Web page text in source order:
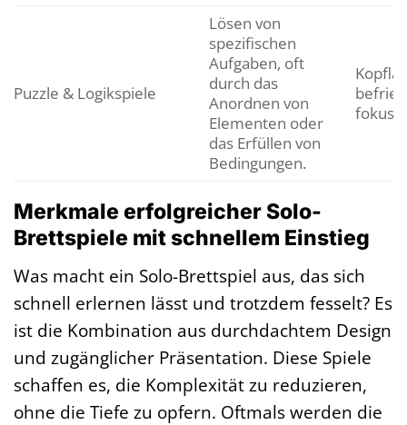
Puzzle & Logikspiele
Lösen von
spezifischen
Aufgaben, oft
durch das
Anordnen von
Elementen oder
das Erfüllen von
Bedingungen.
Merkmale erfolgreicher Solo-
Brettspiele mit schnellem Einstieg
Was macht ein Solo-Brettspiel aus, das sich
schnell erlernen lässt und trotzdem fesselt? Es
ist die Kombination aus durchdachtem Design
und zugänglicher Präsentation. Diese Spiele
schaffen es, die Komplexität zu reduzieren,
ohne die Tiefe zu opfern. Oftmals werden die